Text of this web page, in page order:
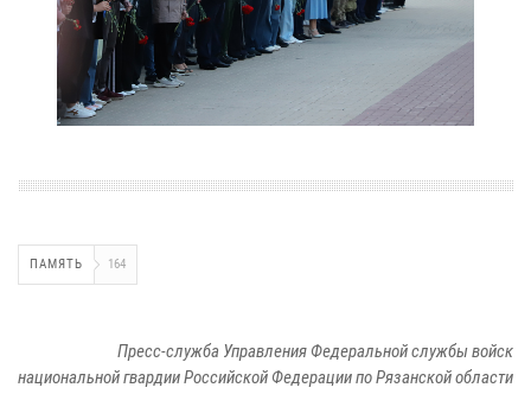
ПАМЯТЬ 164
Пресс-служба Управления Федеральной службы войск
национальной гвардии Российской Федерации по Рязанской области